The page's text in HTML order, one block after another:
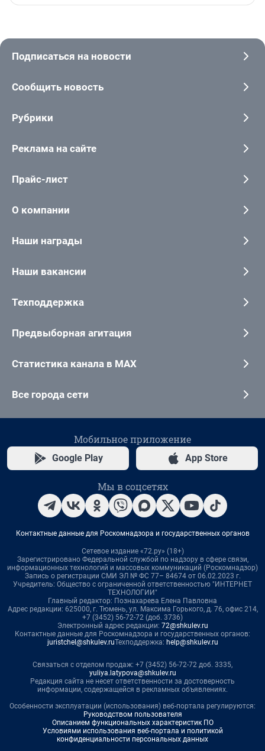
Подписаться на новости
Сообщить новость
Рубрики
Реклама на сайте
Прайс-лист
О компании
Наши награды
Наши вакансии
Техподдержка
Предвыборная агитация
Статистика канала в MAX
Все города сети
Мобильное приложение
Google Play App Store
Мы в соцсетях
Контактные данные для Роскомнадзора и государственных органов
Сетевое издание «72.ру» (18+)
Зарегистрировано Федеральной службой по надзору в сфере связи,
информационных технологий и массовых коммуникаций (Роскомнадзор)
Запись о регистрации СМИ ЭЛ № ФС 77– 84674 от 06.02.2023 г.
Учредитель: Общество с ограниченной ответственностью "ИНТЕРНЕТ
ТЕХНОЛОГИИ"
Главный редактор: Познахарева Елена Павловна
Адрес редакции: 625000, г. Тюмень, ул. Максима Горького, д. 76, офис 214,
+7 (3452) 56-72-72 (доб. 3736)
Электронный адрес редакции: 72@shkulev.ru
Контактные данные для Роскомнадзора и государственных органов:
juristchel@shkulev.ruТехподдержка: help@shkulev.ru
Связаться с отделом продаж: +7 (3452) 56-72-72 доб. 3335,
yuliya.latypova@shkulev.ru
Редакция сайта не несет ответственности за достоверность
информации, содержащейся в рекламных объявлениях.
Особенности эксплуатации (использования) веб-портала регулируются:
Руководством пользователя
Описанием функциональных характеристик ПО
Условиями использования веб-портала и политикой
конфиденциальности персональных данных